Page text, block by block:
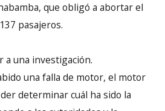
que obligó a abortar el
pasajeros.
a una investigación.
una falla de motor, el motor
determinar cuál ha sido la